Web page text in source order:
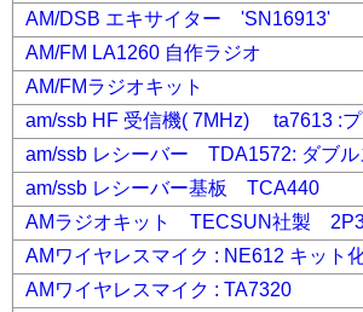
AM/DSB エキサイター 'SN16913'
AM/FM LA1260 自作ラジオ
AM/FMラジオキット
am/ssb HF 受信機( 7MHz) ta7613 :プ
am/ssb レシーバー TDA1572: ダブル
am/ssb レシーバー基板 TCA440
AMラジオキット TECSUN社製
AMワイヤレスマイク : NE612 キット
AMワイヤレスマイク : TA7320